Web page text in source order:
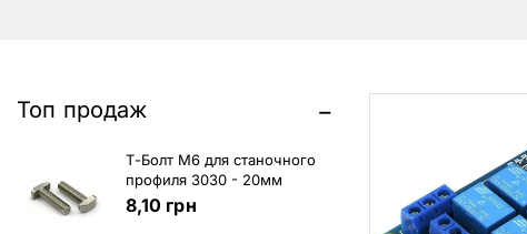
Топ продаж
Т-Болт М6 для станочного
профиля 3030 - 20мм
8,10 грн